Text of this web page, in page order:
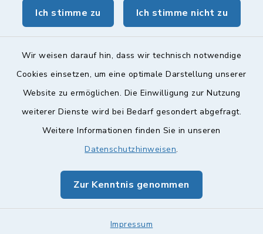
Ich stimme zu Ich stimme nicht zu
Wir weisen darauf hin, dass wir technisch notwendige
Cookies einsetzen, um eine optimale Darstellung unserer
Website zu ermöglichen. Die Einwilligung zur Nutzung
weiterer Dienste wird bei Bedarf gesondert abgefragt.
Weitere Informationen finden Sie in unseren
Datenschutzhinweisen.
Zur Kenntnis genommen
Impressum
geoPortal Lichtenfels
Barrierefreiheit
Impressum
Sitemap